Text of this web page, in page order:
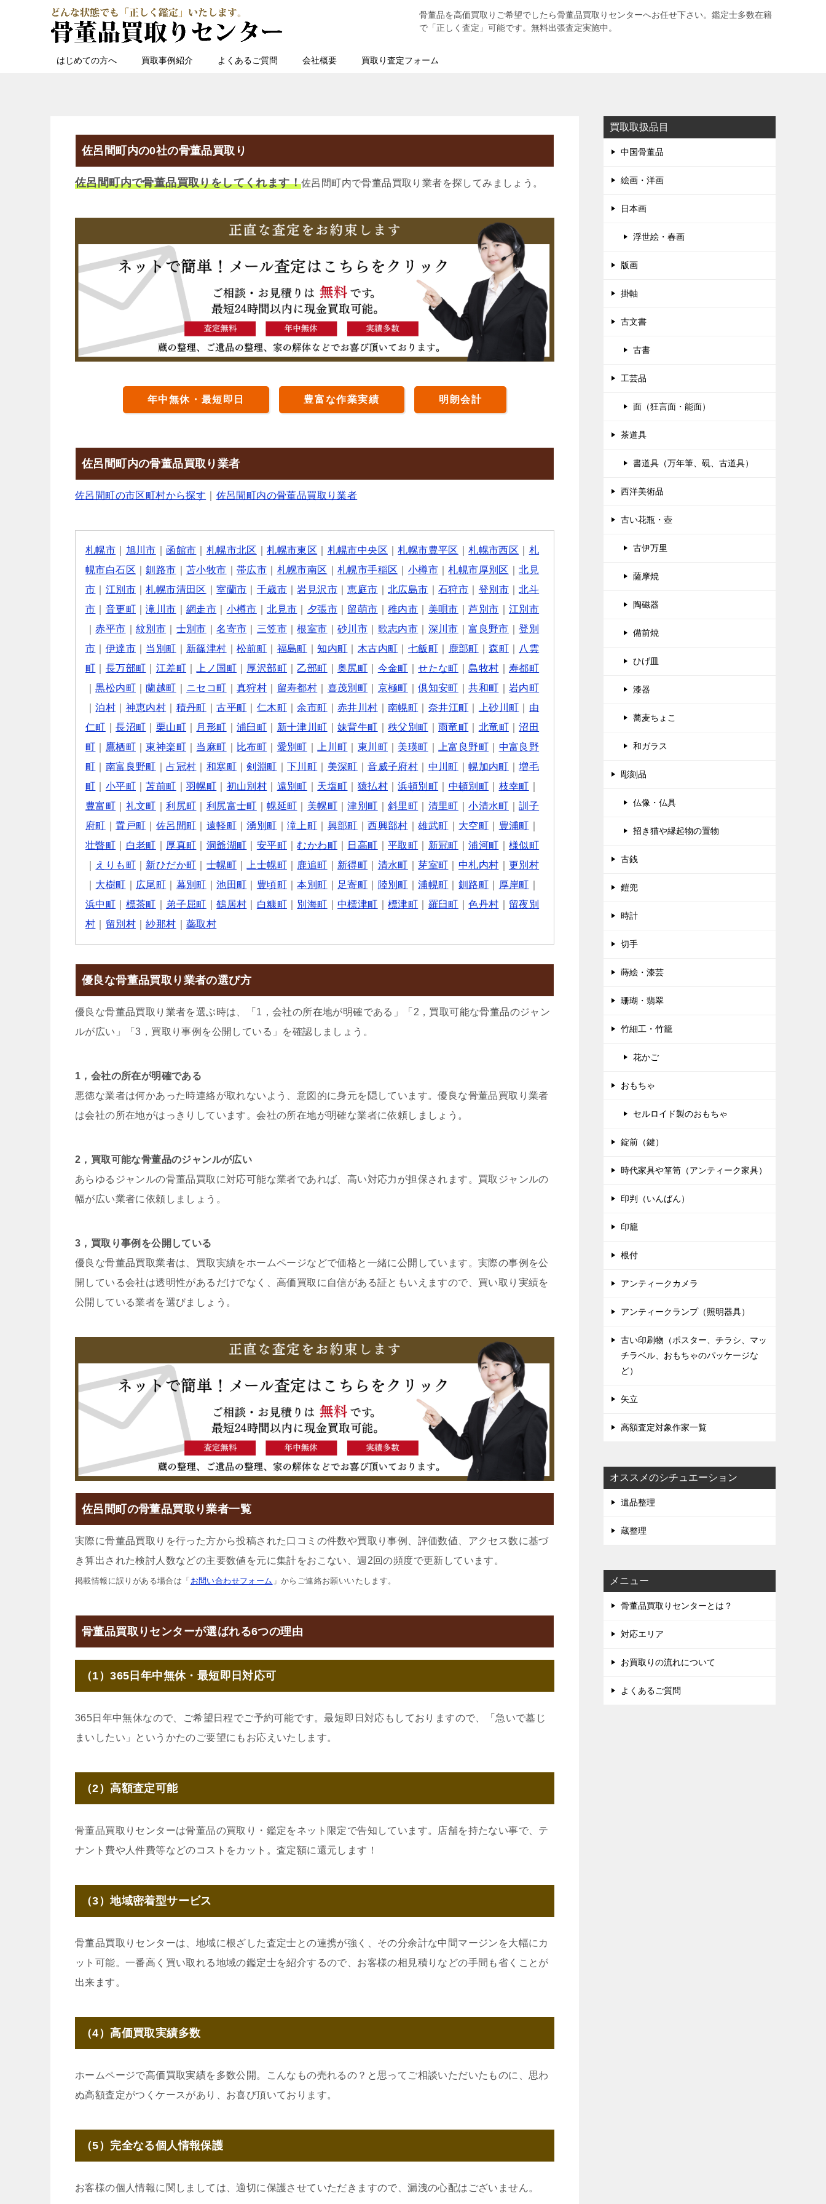
骨董品を高価買取りご希望でしたら骨董品買取りセンターへお任せ下さい。鑑定士多数在籍
で「正しく査定」可能です。無料出張査定実施中。
はじめての方へ 買取事例紹介 よくあるご質問 会社概要 買取り査定フォーム
佐呂間町内の0社の骨董品買取り
佐呂間町内で骨董品買取りをしてくれます！佐呂間町内で骨董品買取り業者を探してみましょう。
年中無休・最短即日 豊富な作業実績 明朗会計
佐呂間町内の骨董品買取り業者
佐呂間町の市区町村から探す 佐呂間町内の骨董品買取り業者
札幌市 旭川市 函館市 札幌市北区 ｜札幌市東区 札幌市中央区 ｜札幌市豊平区 ｜札幌市西区
札
幌市白石区 ｜釧路市 ｜苫小牧市 ｜帯広市 札幌市南区 ｜札幌市手稲区 小樽市 ｜札幌市厚別区 ｜北見
市
江別市 ｜札幌市清田区 ｜室蘭市 千歳市 ｜岩見沢市 ｜恵庭市 ｜北広島市 ｜石狩市 登別市｜北斗
市
音更町 ｜滝川市 ｜網走市 小樽市 ｜北見市 夕張市 留萌市 ｜稚内市 美唄市 ｜芦別市
江別市
｜赤平市 ｜紋別市 士別市 ｜名寄市 三笠市 ｜根室市 ｜砂川市 歌志内市 深川市 ｜富良野市 ｜登別
市
伊達市 当別町 新篠津村 ｜松前町 福島町 ｜知内町 木古内町 七飯町 鹿部町 ｜森町｜ 八雲
町
長万部町 江差町 上ノ国町 厚沢部町 乙部町 ｜奥尻町 今金町 ｜せたな町 ｜島牧村
寿都町
｜黒松内町 ｜蘭越町 ニセコ町 ｜真狩村 留寿都村 喜茂別町 京極町 ｜倶知安町 ｜共和町
岩内町
｜泊村 神恵内村 積丹町 ｜古平町 仁木町 ｜余市町 ｜赤井川村 ｜南幌町 奈井江町 上砂川町
由
仁町 ｜長沼町 栗山町 月形町 ｜浦臼町 新十津川町 ｜妹背牛町 ｜秩父別町 ｜雨竜町 北竜町｜沼田
町
鷹栖町 ｜東神楽町 当麻町 比布町 愛別町 上川町 東川町 美瑛町 上富良野町
中富良野
町
南富良野町 占冠村 和寒町 ｜剣淵町 ｜下川町 美深町 ｜音威子府村 中川町 ｜幌加内町 ｜増毛
町
小平町 ｜苫前町 ｜羽幌町 初山別村 遠別町 天塩町 猿払村 ｜浜頓別町 中頓別町 枝幸町
豊富町
礼文町 ｜利尻町 利尻富士町 ｜幌延町 美幌町 ｜津別町 ｜斜里町 清里町 ｜小清水町 ｜訓子
府町 ｜置戸町 佐呂間町 遠軽町 ｜湧別町 ｜滝上町 興部町 ｜西興部村 ｜雄武町 大空町 豊浦町
壮瞥町
白老町 厚真町 洞爺湖町 安平町 ｜むかわ町 日高町 ｜平取町 新冠町 ｜浦河町
様似町
えりも町 新ひだか町 士幌町 上士幌町 鹿追町 新得町 清水町 ｜芽室町 中札内村
更別村
大樹町 広尾町 幕別町 ｜池田町 豊頃町 ｜本別町 足寄町 陸別町 ｜浦幌町 釧路町 厚岸町
浜中町
標茶町 弟子屈町 ｜鶴居村 白糠町 別海町 ｜中標津町 ｜標津町 羅臼町 ｜色丹村
留夜別
村
留別村 ｜紗那村 ｜蘂取村
優良な骨董品買取り業者の選び方
優良な骨董品買取り業者を選ぶ時は、「1，会社の所在地が明確である」「2，買取可能な骨董品のジャン
ルが広い」「3，買取り事例を公開している」を確認しましょう。
1，会社の所在が明確である
悪徳な業者は何かあった時連絡が取れないよう、意図的に身元を隠しています。優良な骨董品買取り業者
は会社の所在地がはっきりしています。会社の所在地が明確な業者に依頼しましょう。
2，買取可能な骨董品のジャンルが広い
あらゆるジャンルの骨董品買取に対応可能な業者であれば、高い対応力が担保されます。買取ジャンルの
幅が広い業者に依頼しましょう。
3，買取り事例を公開している
優良な骨董品買取業者は、買取実績をホームページなどで価格と一緒に公開しています。実際の事例を公
開している会社は透明性があるだけでなく、高価買取に自信がある証ともいえますので、買い取り実績を
公開している業者を選びましょう。
佐呂間町の骨董品買取り業者一覧
実際に骨董品買取りを行った方から投稿された口コミの件数や買取り事例、評価数値、アクセス数に基づ
き算出された検討人数などの主要数値を元に集計をおこない、週2回の頻度で更新しています。
掲載情報に誤りがある場合は「 お問い合わせフォーム 」からご連絡お願いいたします。
骨董品買取りセンターが選ばれる6つの理由
（1）365日年中無休・最短即日対応可
365日年中無休なので、ご希望日程でご予約可能です。最短即日対応もしておりますので、「急いで墓じ
まいしたい」というかたのご要望にもお応えいたします。
（2）高額査定可能
骨董品買取りセンターは骨董品の買取り・鑑定をネット限定で告知しています。店舗を持たない事で、テ
ナント費や人件費等などのコストをカット。査定額に還元します！
（3）地域密着型サービス
骨董品買取りセンターは、地域に根ざした査定士との連携が強く、その分余計な中間マージンを大幅にカ
ット可能。一番高く買い取れる地域の鑑定士を紹介するので、お客様の相見積りなどの手間も省くことが
出来ます。
（4）高価買取実績多数
ホームページで高価買取実績を多数公開。こんなもの売れるの？と思ってご相談いただいたものに、思わ
ぬ高額査定がつくケースがあり、お喜び頂いております。
（5）完全なる個人情報保護
お客様の個人情報に関しましては、適切に保護させていただきますので、漏洩の心配はございません。
買取取扱品目
中国骨董品
絵画・洋画
日本画
浮世絵・春画
版画
掛軸
古文書
古書
工芸品
面（狂言面・能面）
茶道具
書道具（万年筆、硯、古道具）
西洋美術品
古い花瓶・壺
古伊万里
薩摩焼
陶磁器
備前焼
ひげ皿
漆器
蕎麦ちょこ
和ガラス
彫刻品
仏像・仏具
招き猫や縁起物の置物
古銭
鎧兜
時計
切手
蒔絵・漆芸
珊瑚・翡翠
竹細工・竹籠
花かご
おもちゃ
セルロイド製のおもちゃ
錠前（鍵）
時代家具や箪笥（アンティーク家具）
印判（いんばん）
印籠
根付
アンティークカメラ
アンティークランプ（照明器具）
古い印刷物（ポスター、チラシ、マッ
チラベル、おもちゃのパッケージな
ど）
矢立
高額査定対象作家一覧
オススメのシチュエーション
遺品整理
蔵整理
メニュー
骨董品買取りセンターとは？
対応エリア
お買取りの流れについて
よくあるご質問